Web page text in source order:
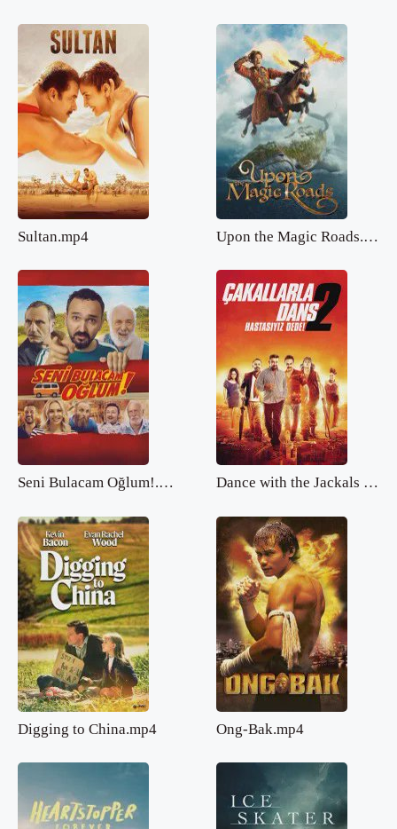
Sultan.mp4 Upon the Magic Roads.mp4
Seni Bulacam Oğlum!.mp4 Dance with the Jackals 2.mp4
Digging to China.mp4 Ong-Bak.mp4